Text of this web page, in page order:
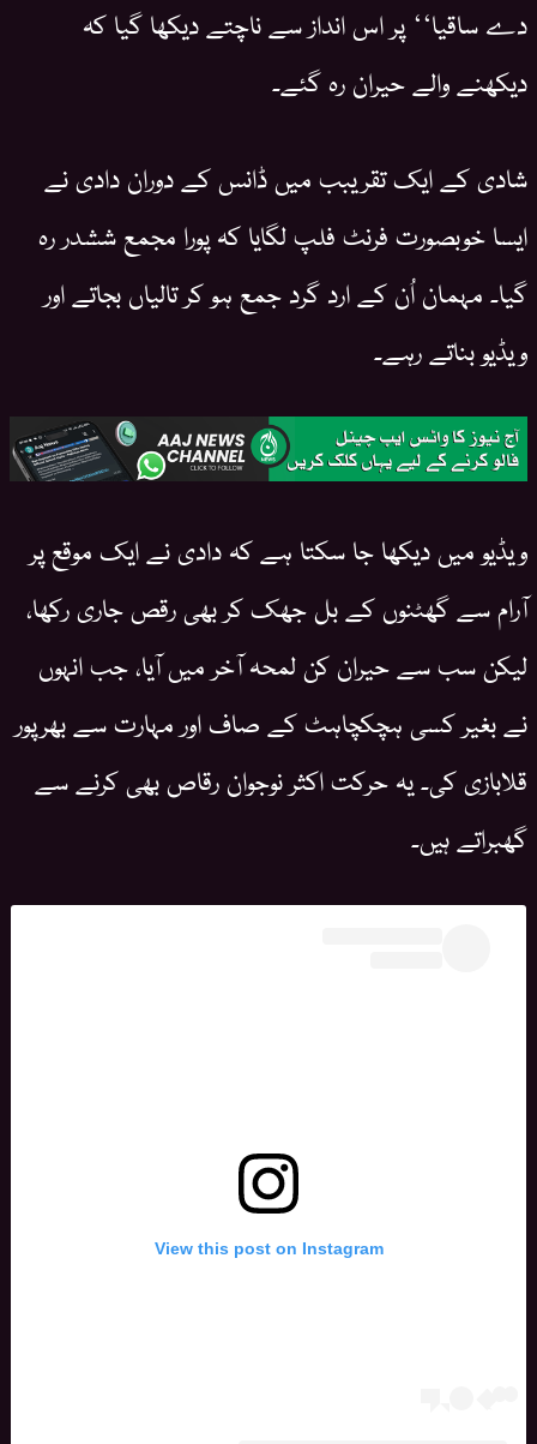
دے ساقیا‘‘ پر اس انداز سے ناچتے دیکھا گیا کہ
دیکھنے والے حیران رہ گئے۔
شادی کے ایک تقریبب میں ڈانس کے دوران دادی نے
ایسا خوبصورت فرنٹ فلپ لگایا کہ پورا مجمع ششدر رہ
گیا۔ مہمان اُن کے ارد گرد جمع ہو کر تالیاں بجاتے اور
ویڈیو بناتے رہے۔
ویڈیو میں دیکھا جا سکتا ہے کہ دادی نے ایک موقع پر
آرام سے گھٹنوں کے بل جھک کر بھی رقص جاری رکھا،
لیکن سب سے حیران کن لمحہ آخر میں آیا، جب انہوں
نے بغیر کسی ہچکچاہٹ کے صاف اور مہارت سے بھرپور
قلابازی کی۔ یہ حرکت اکثر نوجوان رقاص بھی کرنے سے
گھبراتے ہیں۔
View this post on Instagram